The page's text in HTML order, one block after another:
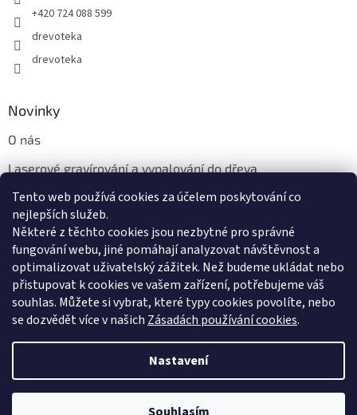
Tento web používá cookies za účelem poskytování co
nejlepších služeb.
Některé z těchto cookies jsou nezbytné pro správné
fungování webu, jiné pomáhají analyzovat návštěvnost a
optimalizovat uživatelský zážitek. Než budeme ukládat nebo
přistupovat k cookies ve vašem zařízení, potřebujeme váš
souhlas. Můžete si vybrat, které typy cookies povolíte, nebo
se dozvědět více v našich Zásadách používání cookies.
Nastavení
+420 724 088 599
drevoteka
drevoteka
Novinky
O nás
Laserové gravírování a vypalování do dřeva
Proč jíst z přírodních dřevěných talířů: Ekologická a Stylová
Volba
Copyright 2026Dřevotéka. Všechna práva vyhrazena.Upravit